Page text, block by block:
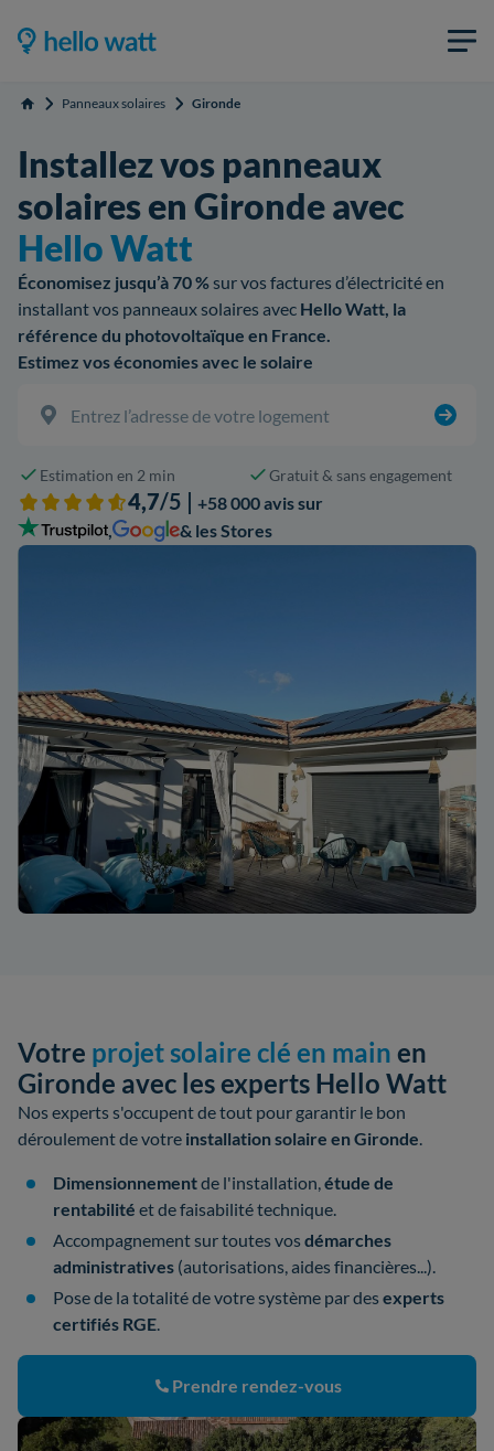
Accueil Panneaux solaires Gironde
Installez vos panneaux
solaires en Gironde avec
Hello Watt
Économisez jusqu’à 70 %sur vos factures d’électricité en
installant vos panneaux solaires avec Hello Watt, la
référence du photovoltaïque en France.
Estimez vos économies avec le solaire
Estimation en 2 min Gratuit & sans engagement
4,7/5 | +58 000 avis sur
,
& les Stores
Votre projet solaire clé en main en
Gironde avec les experts Hello Watt
Nos experts s'occupent de tout pour garantir le bon
déroulement de votre installation solaire en Gironde
Dimensionnementde l'installation, étude de
rentabilité et de faisabilité technique.
Accompagnement sur toutes vosdémarches
administratives (autorisations, aides financières...).
Pose de la totalité de votre système par desexperts
certifiés RGE
Prendre rendez-vous